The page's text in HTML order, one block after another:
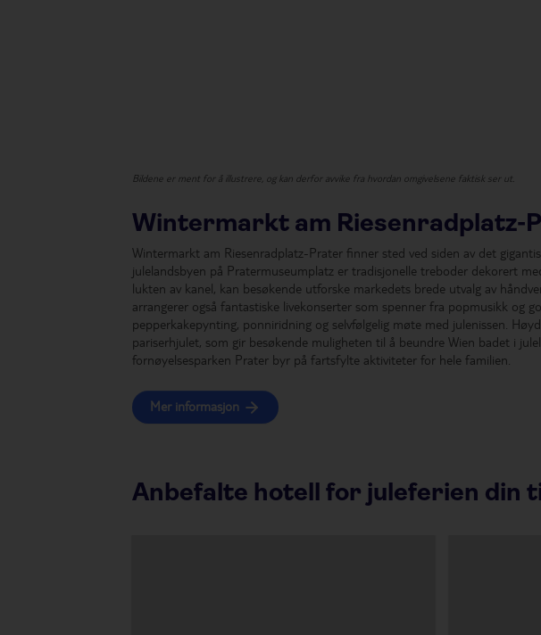
Bildene er ment for å illustrere, og kan derfor avvike fra hvordan omgivelsene faktisk ser ut.
Wintermarkt am Riesenradplatz-
Wintermarkt am Riesenradplatz-Prater finner sted ved siden av det
julelandsbyen på Pratermuseumplatz er tradisjonelle treboder dekorert
lukten av kanel, kan besøkende utforske markedets brede utvalg av
arrangerer også fantastiske livekonserter som spenner fra popmusikk og
pepperkakepynting, ponniridning og selvfølgelig møte med julenissen.
pariserhjulet, som gir besøkende muligheten til å beundre Wien badet i
fornøyelsesparken Prater byr på fartsfylte aktiviteter for hele familien.
Mer informasjon
Anbefalte hotell for juleferien din